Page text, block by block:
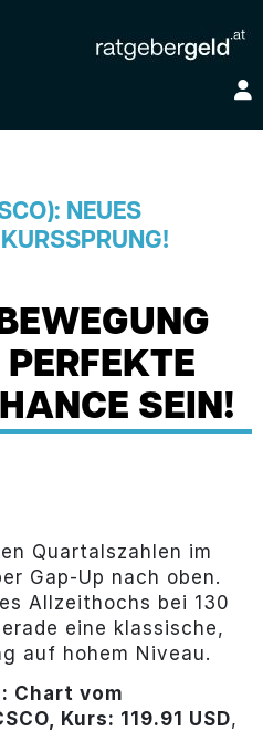
NEUES
SEIN!
Quartalszahlen im
Gap-Up nach oben.
Allzeithochs bei 130
eine klassische,
auf hohem Niveau.
Chart vom
Kurs: 119.91 USD,